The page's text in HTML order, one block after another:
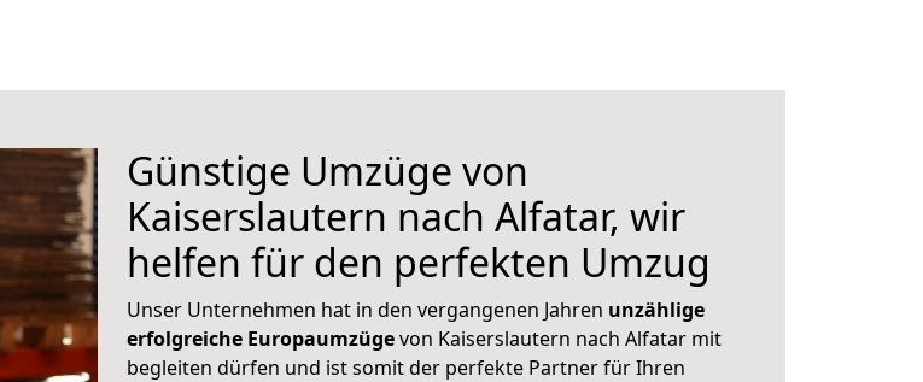
Günstige Umzüge von
Kaiserslautern nach Alfatar, wir
helfen für den perfekten Umzug
Unser Unternehmen hat in den vergangenen Jahren unzählige
erfolgreiche Europaumzügevon Kaiserslautern nach Alfatar mit
begleiten dürfen und ist somit der perfekte Partner für Ihren